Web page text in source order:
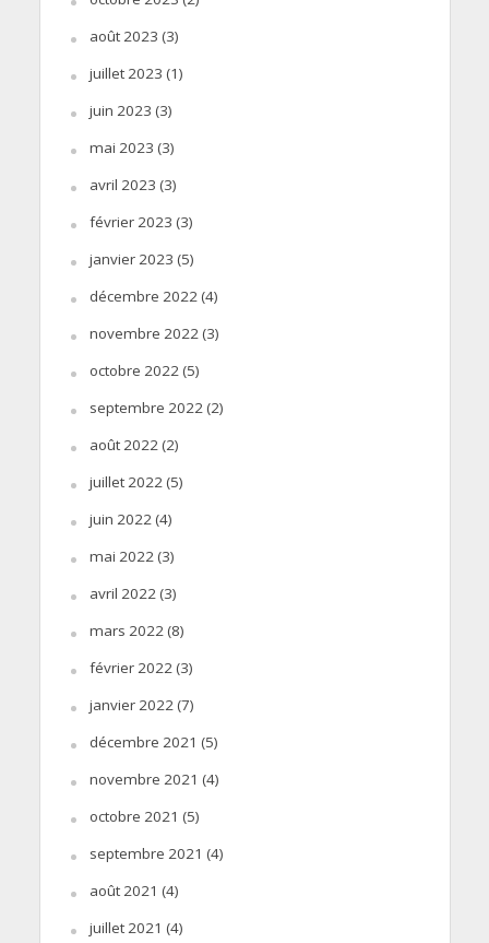
août 2023 (3)
juillet 2023 (1)
juin 2023 (3)
mai 2023 (3)
avril 2023 (3)
février 2023 (3)
janvier 2023 (5)
décembre 2022(4)
novembre 2022(3)
octobre 2022(5)
septembre 2022(2)
août 2022(2)
juillet 2022(5)
juin 2022(4)
mai 2022(3)
avril 2022(3)
mars 2022(8)
février 2022(3)
janvier 2022(7)
décembre 2021 (5)
novembre 2021 (4)
octobre 2021 (5)
septembre 2021 (4)
août 2021 (4)
juillet 2021 (4)